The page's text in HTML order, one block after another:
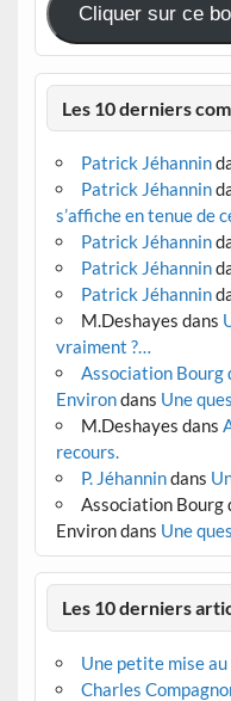
Cliquer sur ce
Les 10 derniers
Patrick Jéhannin
Patrick Jéhannin
s’affiche en tenue de
Patrick Jéhannin
Patrick Jéhannin
Patrick Jéhannin
M.Deshayes dans
vraiment ?…
Association Bourg
Environdans Une
M.Deshayes dans
recours.
P. Jéhannindans
Association Bourg
Environdans Une
Les 10 derniers
Une petite mise
Charles